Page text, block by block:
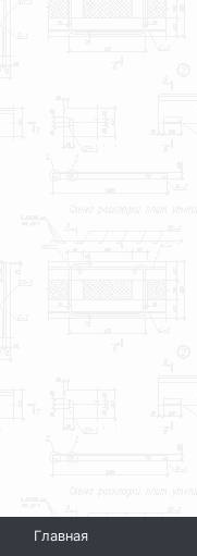
Главная